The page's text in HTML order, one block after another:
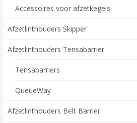
Accessoires voor afzetkegels
Afzetlinthouders Skipper
Afzetlinthouders Tensabarrier
Tensabarriers
QueueWay
Afzetlinthouders Belt Barrier